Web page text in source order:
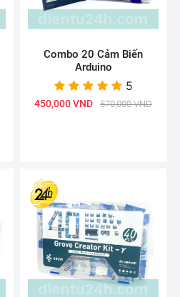
Combo 20 Cảm Biến
Arduino
5
450,000 VND 570,000 VND